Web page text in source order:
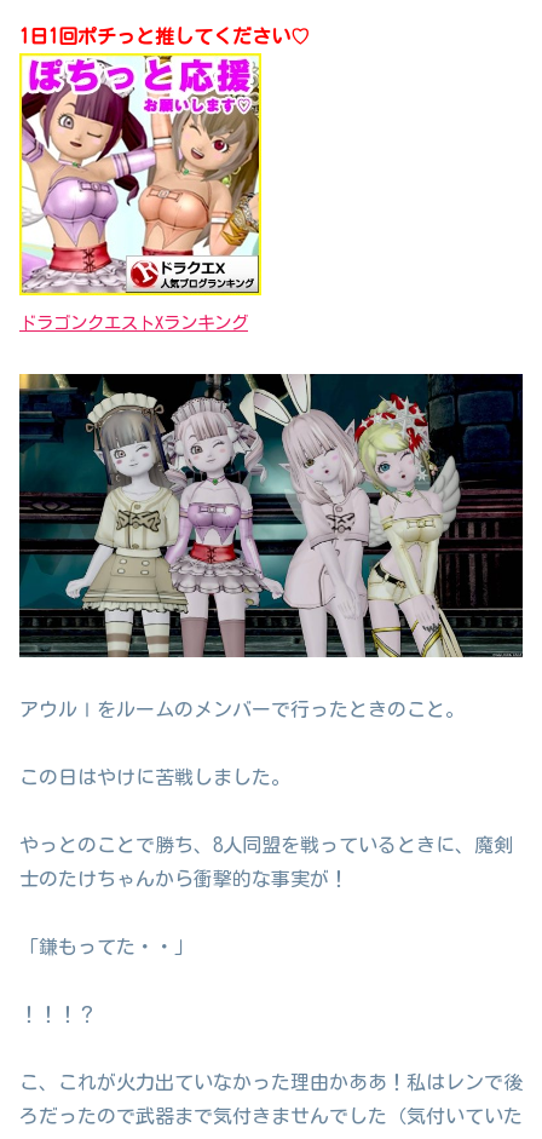
1日1回ポチっと推してください♡
ドラゴンクエストXランキング
アウルⅠをルームのメンバーで行ったときのこと。
この日はやけに苦戦しました。
やっとのことで勝ち、8人同盟を戦っているときに、魔剣
士のたけちゃんから衝撃的な事実が！
「鎌もってた・・」
！！！？
こ、これが火力出ていなかった理由かああ！私はレンで後
ろだったので武器まで気付きませんでした（気付いていた